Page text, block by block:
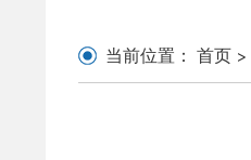
当前位置： 首页 >